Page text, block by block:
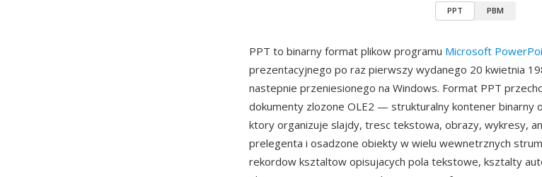
PPT PBM
PPT to binarny format plikow programu Microsoft
prezentacyjnego po raz pierwszy wydanego 20 kwietnia
nastepnie przeniesionego na Windows. Format PPT
dokumenty zlozone OLE2 — strukturalny kontener binarny
ktory organizuje slajdy, tresc tekstowa, obrazy, wykresy,
prelegenta i osadzone obiekty w wielu wewnetrznych
rekordow ksztaltow opisujacych pola tekstowe, ksztalty